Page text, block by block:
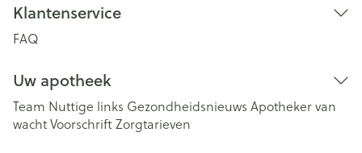
Klantenservice
FAQ
Uw apotheek
Team Nuttige links Gezondheidsnieuws Apotheker van
wachtVoorschriftZorgtarieven